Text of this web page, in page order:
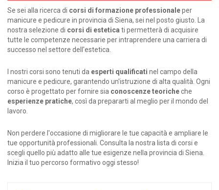
Se sei alla ricerca di corsi di formazione professionaleper
manicure e pedicure in provincia di Siena, sei nel posto giusto. La
nostra selezione di corsi di estetica ti permetterà di acquisire
tutte le competenze necessarie per intraprendere una carriera di
successo nel settore dell'estetica.
I nostri corsi sono tenuti da esperti qualificati nel campo della
manicure e pedicure, garantendo un'istruzione di alta qualità. Ogni
corso è progettato per fornire sia conoscenze teoricheche
esperienze pratiche, così da prepararti al meglio per il mondo del
lavoro.
Non perdere l'occasione di migliorare le tue capacità e ampliare le
tue opportunità professionali. Consulta la nostra lista di corsi e
scegli quello più adatto alle tue esigenze nella provincia di Siena.
Inizia il tuo percorso formativo oggi stesso!